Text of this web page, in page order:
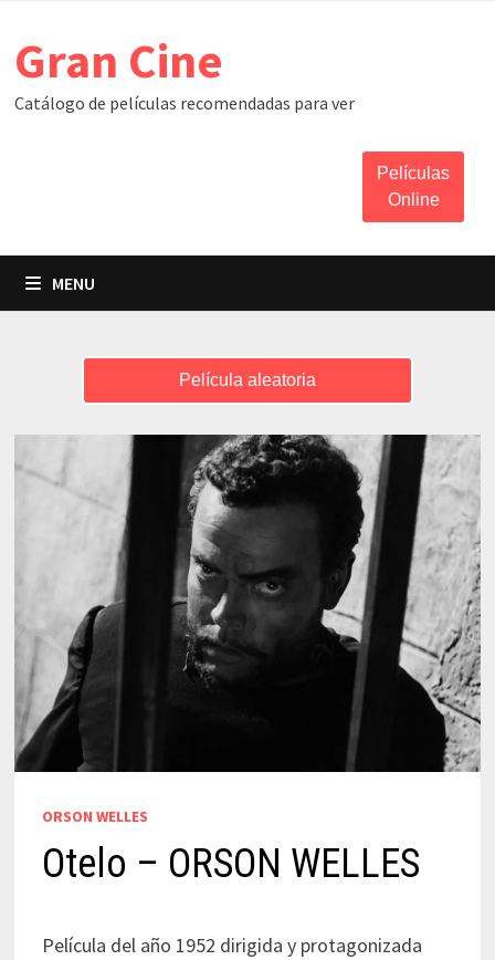
content
Gran Cine
Catálogo de películas recomendadas para ver
Películas
Online
MENU
Película aleatoria
ORSON WELLES
Otelo – ORSON WELLES
Película del año 1952 dirigida y protagonizada